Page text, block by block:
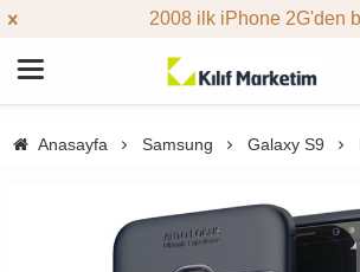
2008 ilk iPhone 2G'den
Anasayfa Samsung Galaxy S9